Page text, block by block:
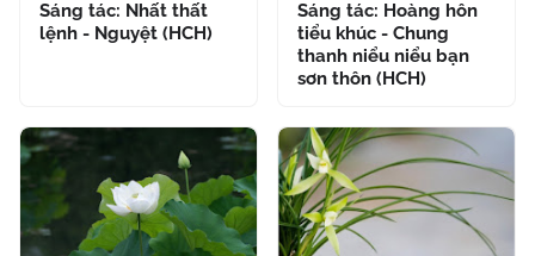
Sáng tác: Nhất thất
lệnh - Nguyệt (HCH)
Sáng tác: Hoàng hôn
tiểu khúc - Chung
thanh niểu niểu bạn
sơn thôn (HCH)